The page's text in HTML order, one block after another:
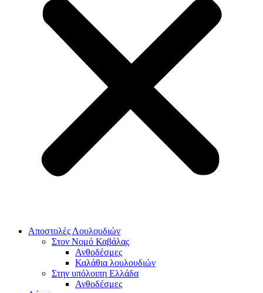
Αποστολές Λουλουδιών
Στον Νομό Καβάλας
Ανθοδέσμες
Καλάθια λουλουδιών
Στην υπόλοιπη Ελλάδα
Ανθοδέσμες